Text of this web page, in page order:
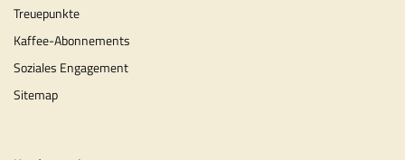
Treuepunkte
Kaffee-Abonnements
Soziales Engagement
Sitemap